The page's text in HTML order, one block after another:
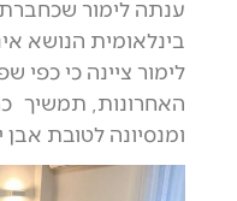
ענתה לימור
בינלאומית הנושא
לימור ציינה כי
האחרונות, תמשיך
ומנסיונה לטובת